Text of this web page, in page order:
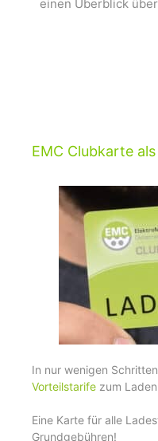
einen Überblick
EMC Clubkarte
In nur wenigen
Vorteilstarife zum
Eine Karte für alle
Grundgebühren!